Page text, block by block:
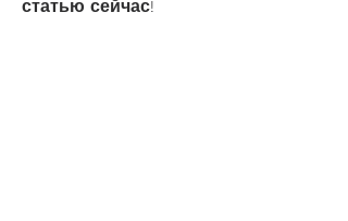
статью сейчас!